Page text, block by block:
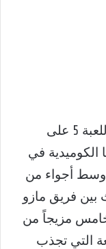
موعد عرض الحلقة 14 من مسلسل اللعبة 5 على
الكوميدية في
وسط أجواء من
بين فريق مازو
مزيجاً من
التي تجذب